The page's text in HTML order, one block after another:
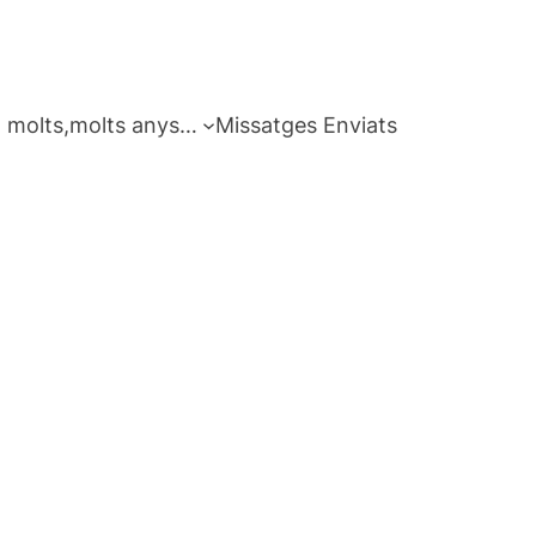
molts,molts anys… Missatges Enviats